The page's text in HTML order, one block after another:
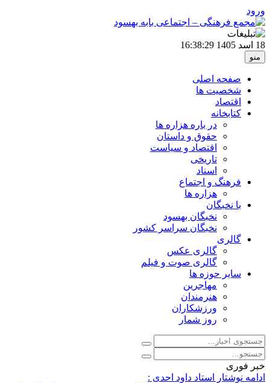
ورود
18 اسد 1405 16:38:29
منو
صفحه اصلی
شخصیت ها
اقتصاد
کتابخانه
در باره هزاره ها
حقوق و داستان
اقتصاد و سیاست
تاریخی
اسناد
فرهنگ و اجتماع
هزاره ها
با نخبگان
نخبگان بهسود
نخبگان سراسر کشور
گالری
گالری عکس
گالری صوت و فیلم
سایر حوزه ها
مهاجرین
هنرمندان
ورزشکاران
روز شمار
خبر فوری
ادامه نوشتار استاد داود احدی :